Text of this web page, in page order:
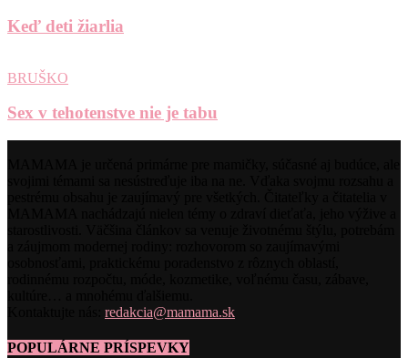
Keď deti žiarlia
BRUŠKO
Sex v tehotenstve nie je tabu
redakcia@mamama.sk
POPULÁRNE PRÍSPEVKY